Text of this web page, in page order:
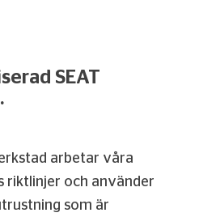
SEAT
arbetar våra
riktlinjer och använder
som är